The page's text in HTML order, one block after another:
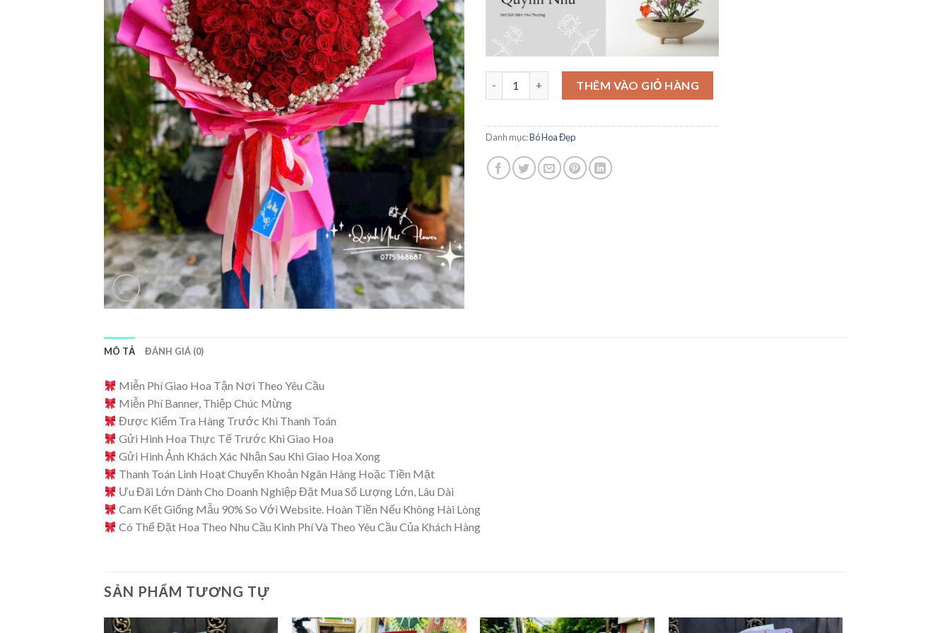
Bó Hoa Tinh Tế - BH32 số lượngTHÊM VÀO GIỎ HÀNG
Danh mục:Bó Hoa Đẹp
MÔ TẢ ĐÁNH GIÁ (0)
Miễn Phí Giao Hoa Tận Nơi Theo Yêu Cầu
Miễn Phí Banner, Thiệp Chúc Mừng
Được Kiểm Tra Hàng Trước Khi Thanh Toán
Gửi Hình Hoa Thực Tế Trước Khi Giao Hoa
Gửi Hình Ảnh Khách Xác Nhận Sau Khi Giao Hoa Xong
Thanh Toán Linh Hoạt Chuyển Khoản Ngân Hàng Hoặc Tiền Mặt
Ưu Đãi Lớn Dành Cho Doanh Nghiệp Đặt Mua Số Lượng Lớn, Lâu Dài
Cam Kết Giống Mẫu 90% So Với Website. Hoàn Tiền Nếu Không Hài Lòng
Có Thể Đặt Hoa Theo Nhu Cầu Kinh Phí Và Theo Yêu Cầu Của Khách Hàng
SẢN PHẨM TƯƠNG TỰ